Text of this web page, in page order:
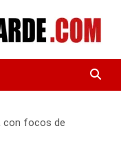
con focos de